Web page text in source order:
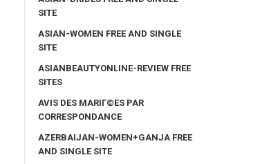
SITE
ASIAN-WOMEN FREE AND SINGLE
SITE
ASIANBEAUTYONLINE-REVIEW FREE
SITES
AVIS DES MARIГ©ES PAR
CORRESPONDANCE
AZERBAIJAN-WOMEN+GANJA FREE
AND SINGLE SITE